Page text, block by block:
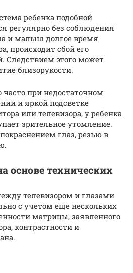
ребенка подобной
регулярно без соблюдения
и малыш долгое время
происходит сбой его
Следствием этого может
близорукости.
часто при недостаточном
и яркой подсветке
или телевизора, у ребенка
зрительное утомление.
глаз, резью в
основе технических
телевизором и глазами
с учетом еще нескольких
матрицы, заявленного
контрастности и